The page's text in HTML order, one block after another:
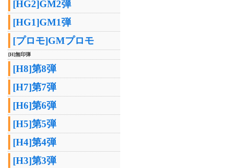
[HG2]GM2弾
[HG1]GM1弾
[プロモ]GMプロモ
[H]無印弾
[H8]第8弾
[H7]第7弾
[H6]第6弾
[H5]第5弾
[H4]第4弾
[H3]第3弾